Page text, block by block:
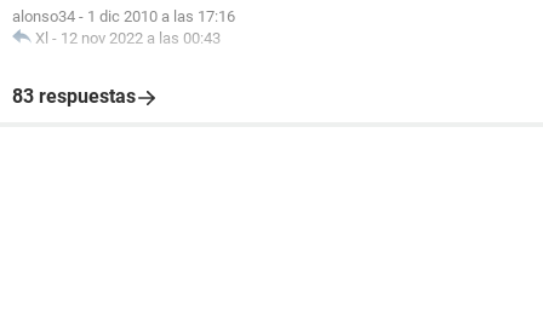
alonso34 - 1 dic 2010 a las 17:16
Xl - 12 nov 2022 a las 00:43
83 respuestas